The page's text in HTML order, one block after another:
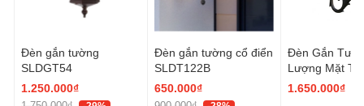
Đèn gắn tường
SLDGT54
1.250.000₫
Đèn gắn tường cổ điển
SLDT122B
650.000₫
Đèn Gắn
Lượng Mặt
SLDTPMTR3
1.650.000₫